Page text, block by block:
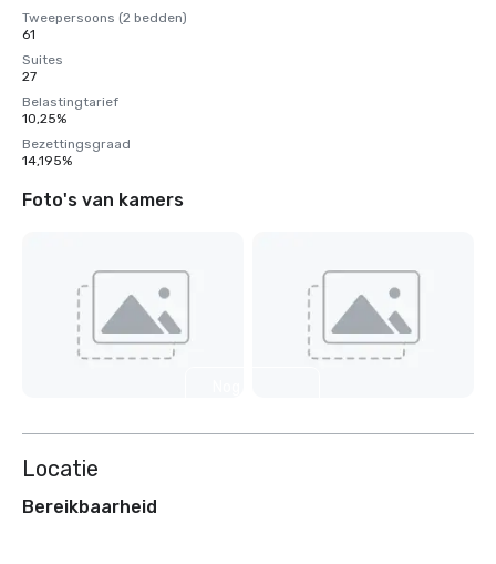
Tweepersoons (2 bedden)
61
Suites
27
Belastingtarief
10,25%
Bezettingsgraad
14,195%
Foto's van kamers
Locatie
Bereikbaarheid